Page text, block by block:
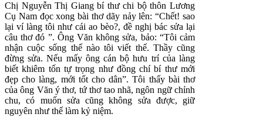
Chị Nguyễn Thị Giang bí thư chi bộ thôn Lương
Cụ Nam đọc xong bài thơ dãy nảy lên: “Chết! sao
lại ví làng tôi như cái ao bèo?, đề nghị bác sửa lại
câu thơ đó ”. Ông Văn không sửa, bảo: “Tôi cảm
nhận cuộc sống thế nào tôi viết thế. Thầy cũng
đừng sửa. Nếu mấy ông cán bộ hưu trí của làng
biết khiêm tốn tự trọng như đồng chí bí thư mới
đẹp cho làng, mới tốt cho dân”. Tôi thấy bài thơ
của ông Văn ý thơ, tứ thơ tao nhã, ngôn ngữ chỉnh
chu, có muốn sửa cũng không sửa được, giữ
nguyên như thế làm kỷ niệm.